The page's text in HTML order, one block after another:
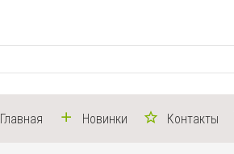
Главная Новинки Контакты